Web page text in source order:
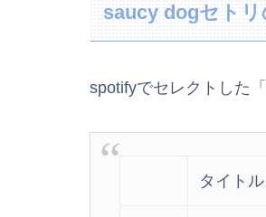
saucy dogセトリ
spotifyでセレクトした
タイトル